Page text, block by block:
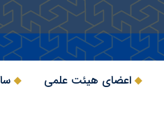
اعضای هیئت علمی